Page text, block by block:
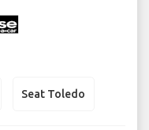
Seat Toledo